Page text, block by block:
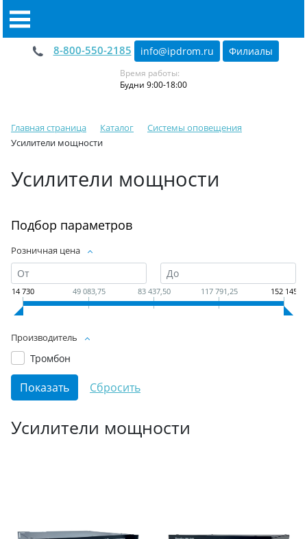
8-800-550-2185 info@ipdrom.ru Филиалы
Время работы:
Будни 9:00-18:00
Главная страница Каталог
Системы оповещения
Усилители мощности
Усилители мощности
Подбор параметров
Розничная цена
14 730 49 083,75 83 437,50 117 791,25 152 145
Производитель
Тромбон
Усилители мощности